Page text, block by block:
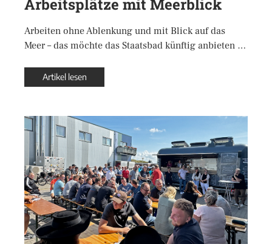
Arbeitsplätze mit Meerblick
Arbeiten ohne Ablenkung und mit Blick auf das
Meer – das möchte das Staatsbad künftig anbieten …
Artikel lesen